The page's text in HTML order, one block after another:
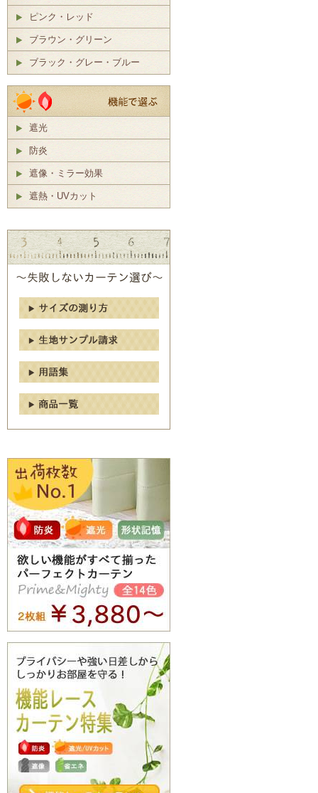
ピンク・レッド
ブラウン・グリーン
ブラック・グレー・ブルー
遮光
防炎
遮像・ミラー効果
遮熱・UVカット